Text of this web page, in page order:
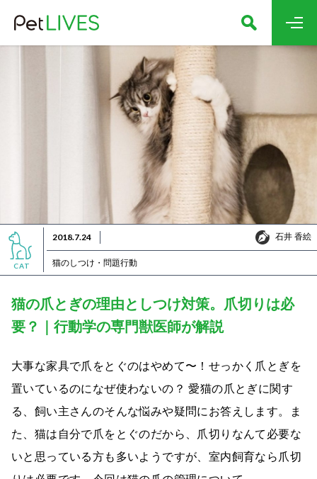
CAT
2018.7.24 石井 香絵
石井 香絵
猫のしつけ・問題行動
猫の爪とぎの理由としつけ対策。爪切りは必
要？｜行動学の専門獣医師が解説
大事な家具で爪をとぐのはやめて〜！せっかく爪とぎを
置いているのになぜ使わないの？ 愛猫の爪とぎに関す
る、飼い主さんのそんな悩みや疑問にお答えします。ま
た、猫は自分で爪をとぐのだから、爪切りなんて必要な
いと思っている方も多いようですが、室内飼育なら爪切